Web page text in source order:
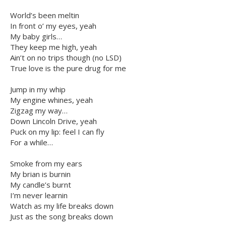
World’s been meltin
In front o’ my eyes, yeah
My baby girls…
They keep me high, yeah
Ain’t on no trips though (no LSD)
True love is the pure drug for me
Jump in my whip
My engine whines, yeah
Zigzag my way…
Down Lincoln Drive, yeah
Puck on my lip: feel I can fly
For a while…
Smoke from my ears
My brian is burnin
My candle’s burnt
I’m never learnin
Watch as my life breaks down
Just as the song breaks down